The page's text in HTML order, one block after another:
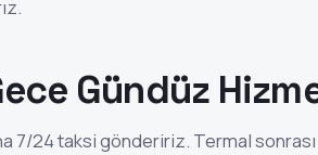
Gündüz
7/24 taksi göndeririz. Termal sonrası